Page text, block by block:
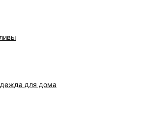
для дома
доставки и возврата